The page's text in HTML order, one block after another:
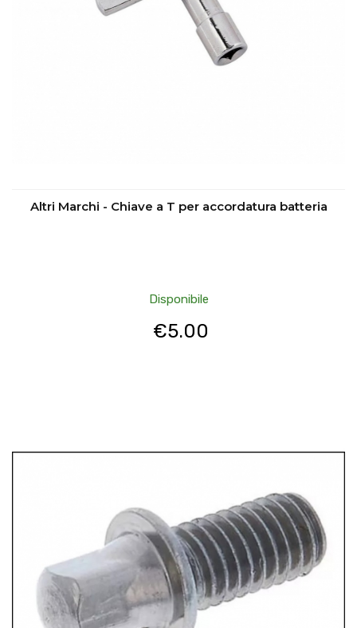
Altri Marchi - Chiave a T per accordatura batteria
Disponibile
€5.00